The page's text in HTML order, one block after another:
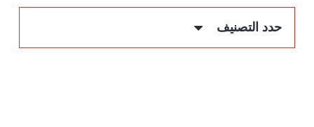
حدد التصنيف